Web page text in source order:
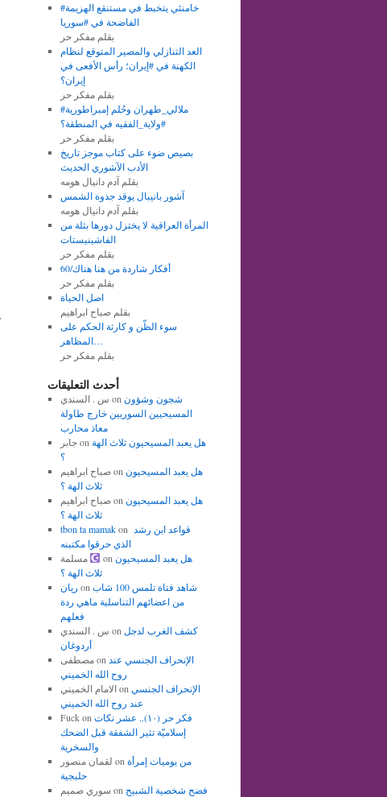
#خامنئي يتخبط في مستنقع الهزيمة
الفاضحة في #سوريا
بقلم مفكر حر
العد التنازلي والمصير المتوقع لنظام
الكهنة في #إيران؛ رأس الأفعى في
إيران؟
بقلم مفكر حر
#ملالي_طهران وحُلم إمبراطورية
#ولاية_الفقيه في المنطقة؟
بقلم مفكر حر
بصيص ضوء على كتاب موجز تاريخ
الأدب الآشوري الحديث
بقلم آدم دانيال هومه
آشور بانيبال يوقد جذوة الشمس
بقلم آدم دانيال هومه
المرأة العراقية لا يختزل دورها بثلة من
الفاشينيستات
بقلم مفكر حر
أفكار شاردة من هنا هناك/60
بقلم مفكر حر
اصل الحياة
بقلم صباح ابراهيم
سوء الظّن و كارثة الحكم على
المظاهر…
بقلم مفكر حر
أحدث التعليقات
س . السندي on شجون وشؤون
المسيحيين السوريين خارج طاولة
معاذ محارب
جابرon هل يعبد المسيحيون ثلاث الهة
؟
صباح ابراهيمon هل يعبد المسيحيون
ثلاث الهة ؟
صباح ابراهيمon هل يعبد المسيحيون
ثلاث الهة ؟
tbon ta mamakon
الذي حرقوا مكتبنه
مسلمة
onهل يعبد المسيحيون
ثلاث الهة ؟
ريان on شاهد فتاة تلمس 100 شاب
من اعضائهم التناسلية ماهي ردة
فعلهم
س . السندي on كشف الغرب لدجل
أردوغان
مصطفىon الإنحراف الجنسي عند
روح الله الخميني
الامام الخمينيon الإنحراف الجنسي
عند روح الله الخميني
Fuckon فكر حر (١٠).. عشر نكات
إسلاميّة تثير الشفقة قبل الضحك
والسخرية
لقمان منصور on من يوميات إمرأة
حلبجية
سوري صميم on فضح شخصية الشبيح